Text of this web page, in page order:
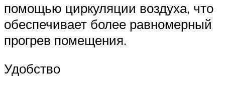
помощью циркуляции воздуха, что
обеспечивает более равномерный
прогрев помещения.
Удобство